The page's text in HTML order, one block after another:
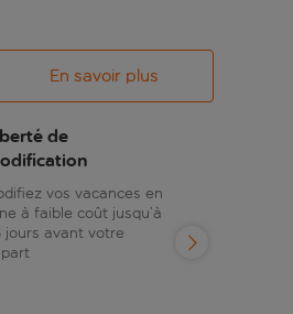
En savoir plus
de
vos vacances en
à faible coût jusqu’à
jours avant votre